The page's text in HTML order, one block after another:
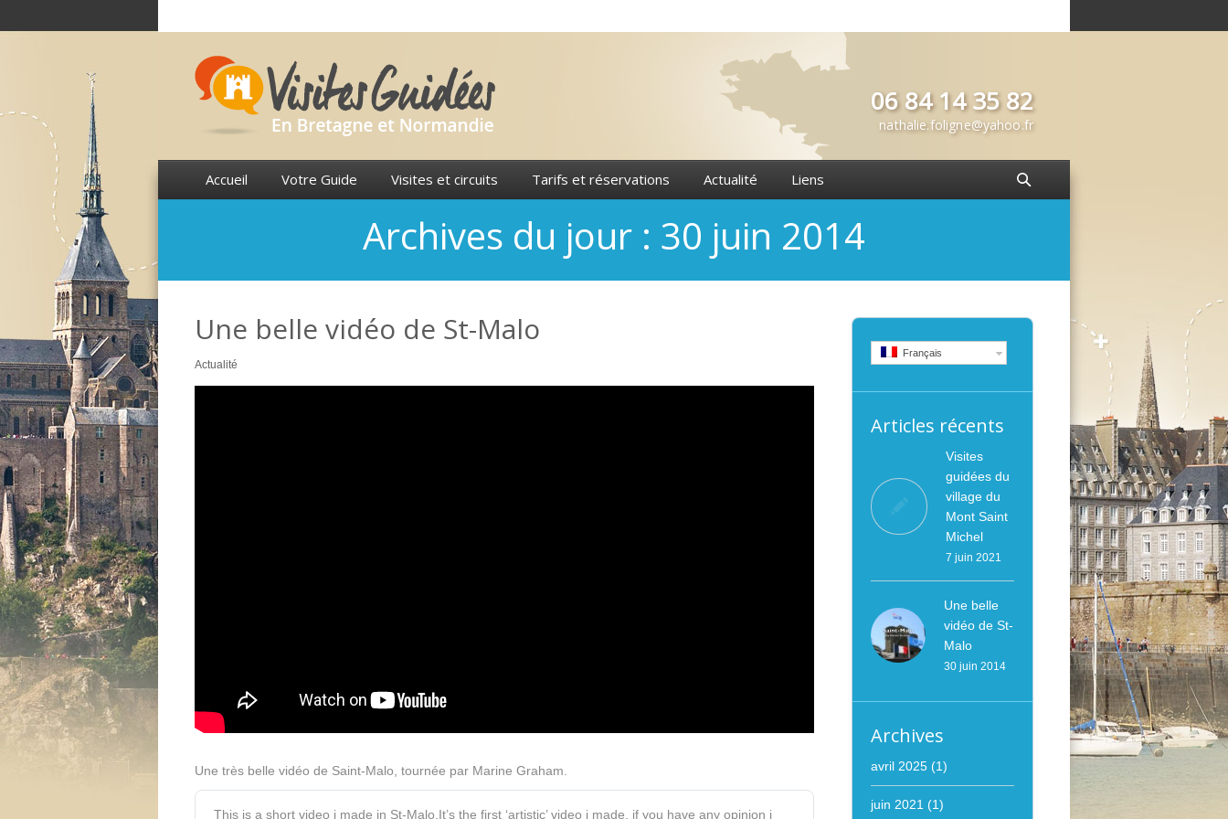
06 84 14 35 82
nathalie.foligne@yahoo.fr
Accueil Votre Guide Visites et circuits Tarifs et réservations Actualité Liens
Archives du jour : 30 juin 2014
Une belle vidéo de St-Malo
Actualité
Une très belle vidéo de Saint-Malo, tournée par Marine Graham.
This is a short video i made in St-Malo.It’s the first ‘artistic’ video i made, if you have any opinion i
Français
Articles récents
Visites
guidées du
village du
Mont Saint
Michel
7 juin 2021
Une belle
vidéo de St-
Malo
30 juin 2014
Archives
avril 2025(1)
juin 2021 (1)